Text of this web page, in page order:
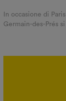
In occasione di
Germain-des-Prés